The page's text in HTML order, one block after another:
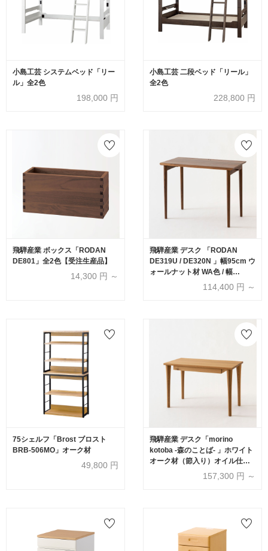
小島工芸 システムベッド「リー
ル」全2色
198,000 円
小島工芸 二段ベッド「リール」
全2色
228,800 円
飛騨産業 ボックス「RODAN
DE801」全2色【受注生産品】
14,300 円 ～
飛騨産業 デスク 「RODAN
DE319U / DE320N 」幅95cm ウ
ォールナット材 WA色 / 幅
105cm ホワイトオーク材 OU色
114,400 円 ～
75シェルフ「Brost ブロスト
BRB-506MO」オーク材
49,800 円
飛騨産業 デスク「morino
kotoba -森のことば- 」ホワイト
オーク材（節入り）オイル仕上
げ OF色 幅全2サイズ（110cm・
120cm）【受注生産品】
157,300 円 ～